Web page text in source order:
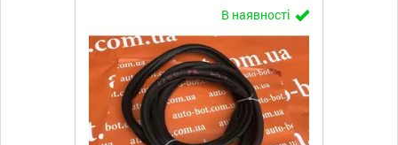
ціну
В наявності